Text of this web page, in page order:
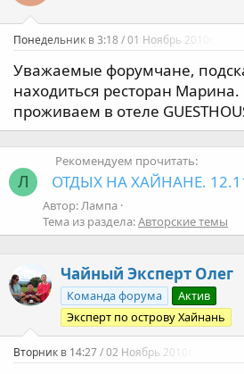
м
ы
а
л
а
Понедельник в 3:18 / 01 Ноябрь 2010г.
Уважаемые форумчане,
находиться ресторан
проживаем в отеле
Л
Рекомендуем прочитать:
ОТДЫХ НА ХАЙНАНЕ.
Автор: Лампа
Тема из раздела:Авторские темы
Чайный Эксперт Олег
Команда форума
Актив
Эксперт по острову Хайнань
Вторник в 14:27 / 02 Ноябрь 2010г.